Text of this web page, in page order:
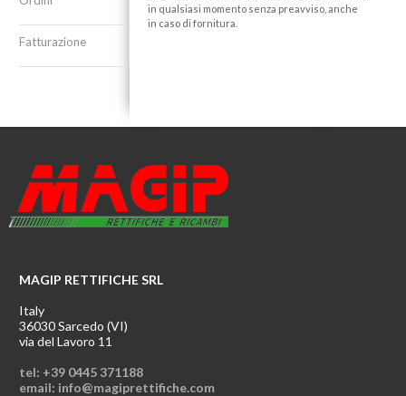
Fatturazione
in qualsiasi momento senza preavviso, anche
in caso di fornitura.
MAGIP RETTIFICHE SRL
Italy
36030 Sarcedo (VI)
via del Lavoro 11
tel: +39 0445 371188
email: info@magiprettifiche.com